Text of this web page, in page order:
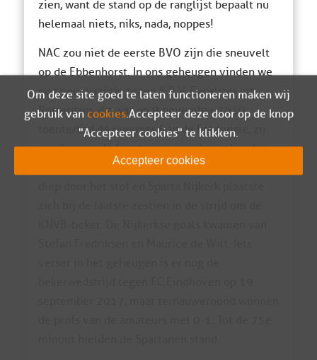
zien, want de stand op de ranglijst bepaalt nu
helemaal niets, niks, nada, noppes!
NAC zou niet de eerste BVO zijn die sneuvelt
op de Ebbenhorst. In ons geheugen vinden we
nog een partijtje tegen S.B.V. Excelsior uit
Rotterdam, dit was op 9 november 2010,
toentertijd de nummer 6 in de Eredivisie, zij
werden aan de Spartaanse zegekar gebonden
met 2-1. De mannen van Alex Pastoor moesten
Om deze site goed te laten functioneren maken wij
gebruik van cookies. Accepteer deze door op de knop
"Accepteer cookies" te klikken.
Accepteer cookies